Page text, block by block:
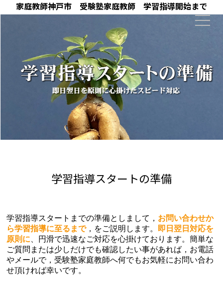
家庭教師神戸市 受験塾家庭教師 学習指導開始まで
学習指導スタートの準備
学習指導スタートまでの準備としまして， お問い合わせか
ら学習指導に至るまで，をご説明します。 即日翌日対応を
原則に 、円滑で迅速なご対応を心掛けております。簡単な
ご質問または少しだけでも確認したい事があれば，お電話
やメールで，受験塾家庭教師へ何でもお気軽にお問い合わ
せ頂ければ幸いです。